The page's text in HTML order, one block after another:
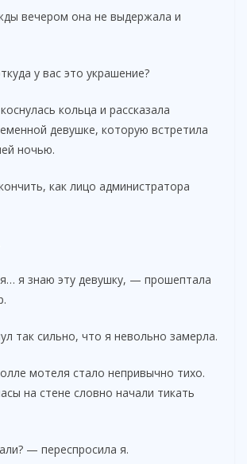
вечером она не выдержала и
у вас это украшение?
кольца и рассказала
девушке, которую встретила
ночью.
как лицо администратора
я знаю эту девушку, — прошептала
так сильно, что я невольно замерла.
мотеля стало непривычно тихо.
на стене словно начали тикать
— переспросила я.